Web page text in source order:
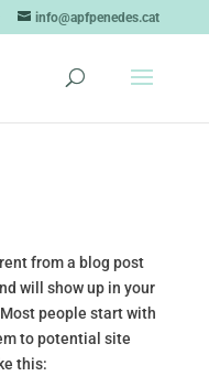
info@apfpenedes.cat
from a blog post
will show up in your
people start with
to potential site
this: